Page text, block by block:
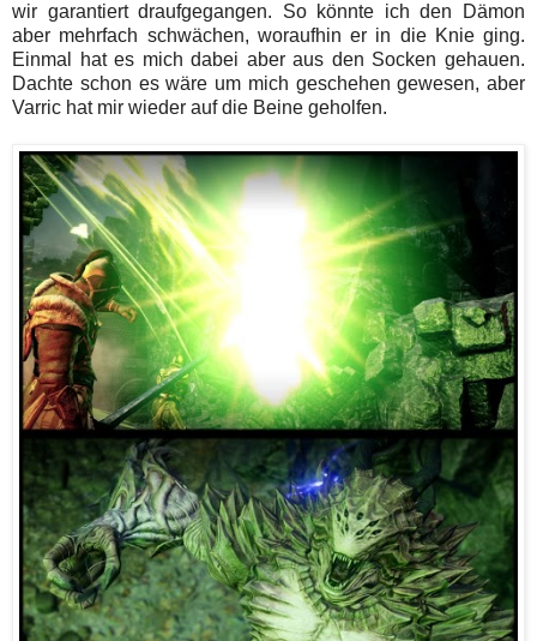
wir garantiert draufgegangen. So könnte ich den Dämon
aber mehrfach schwächen, woraufhin er in die Knie ging.
Einmal hat es mich dabei aber aus den Socken gehauen.
Dachte schon es wäre um mich geschehen gewesen, aber
Varric hat mir wieder auf die Beine geholfen.